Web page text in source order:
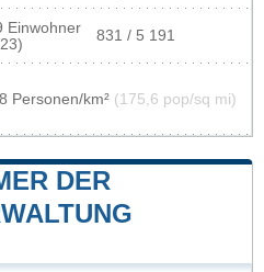
Einwohner
831 / 5 191
Personen/km² (175,6 pop/sq mi)
DER